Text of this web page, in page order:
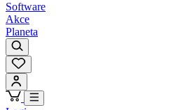
Software
Akce
Planeta